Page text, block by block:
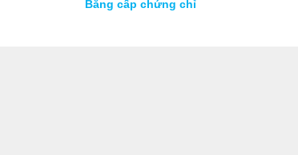
Bằng cấp chứng chỉ